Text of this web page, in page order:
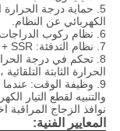
5. حماية درجة الحرارة
الكهربائي عن النظام.
6. نظام ركوب الدراجات: ركوب الدراجات الهوائية المسطحة.
7. نظام التدفئة: PID + SSR
الحرارة الثابتة
9. وظيفة الوقت:
والتنبيه لقطع التيار
نوافذ الزجاج المراقبة
المعايير الفنية: